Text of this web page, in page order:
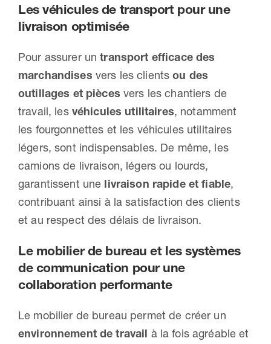
Les véhicules de transport pour une
livraison optimisée
Pour assurer untransport efficace des
marchandises vers les clientsou des
outillages et pièces vers les chantiers de
travail, lesvéhicules utilitaires, notamment
les fourgonnettes et les véhicules utilitaires
légers, sont indispensables. De même, les
camions de livraison, légers ou lourds,
garantissent une livraison rapide et fiable,
contribuant ainsi à la satisfaction des clients
et au respect des délais de livraison.
Le mobilier de bureau et les systèmes
de communication pour une
collaboration performante
Le mobilier de bureau permet de créer un
environnement de travail à la fois agréable et